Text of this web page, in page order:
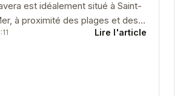
est idéalement situé à Saint-
à proximité des plages et des
Lire l'article